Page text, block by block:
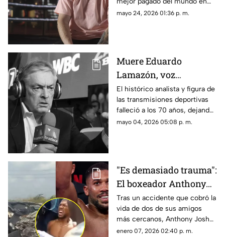
2026.
mayo 24, 2026 01:36 p. m.
Muere Eduardo
Lamazón, voz
emblemática del boxeo
en México
El histórico analista y figura de
las transmisiones deportivas
falleció a los 70 años, dejando
una huella profunda en el
mayo 04, 2026 05:08 p. m.
"Es demasiado trauma":
El boxeador Anthony
Joshua anuncia su
retiro tras trágico
accidente
Tras un accidente que cobró la
vida de dos de sus amigos
más cercanos, Anthony Joshua
decidió poner fin a su carrera
enero 07, 2026 02:40 p. m.